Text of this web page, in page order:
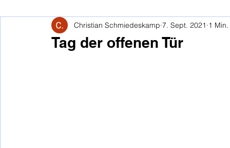
Tag der offenen Tür
Christian Schmiedeskamp 7. Sept. 2021 1